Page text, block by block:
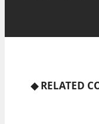
◆RELATED